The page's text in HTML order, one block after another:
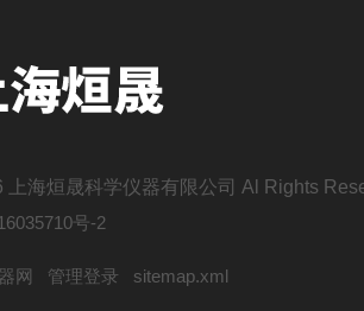
上海烜晟科学仪器有限公司 Al Rights
号-2
网 管理登录 sitemap.xml